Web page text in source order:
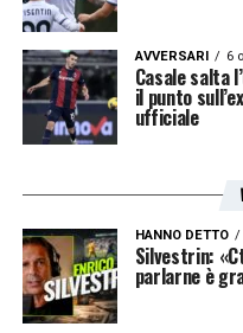
AVVERSARI 6
Casale salta
il punto
ufficiale
HANNO DETTO
Silvestrin:
parlarne è